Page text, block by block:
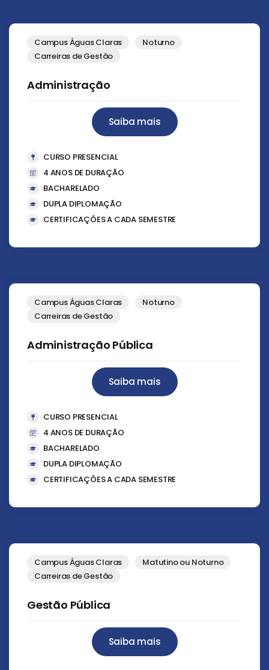
Campus Águas Claras
Noturno
Carreiras de Gestão
Administração
Saiba mais
CURSO PRESENCIAL
4 ANOS DE DURAÇÃO
BACHARELADO
DUPLA DIPLOMAÇÃO
CERTIFICAÇÕES A CADA SEMESTRE
Campus Águas Claras
Noturno
Carreiras de Gestão
Administração Pública
Saiba mais
CURSO PRESENCIAL
4 ANOS DE DURAÇÃO
BACHARELADO
DUPLA DIPLOMAÇÃO
CERTIFICAÇÕES A CADA SEMESTRE
Campus Águas Claras
Matutino ou Noturno
Carreiras de Gestão
Gestão Pública
Saiba mais